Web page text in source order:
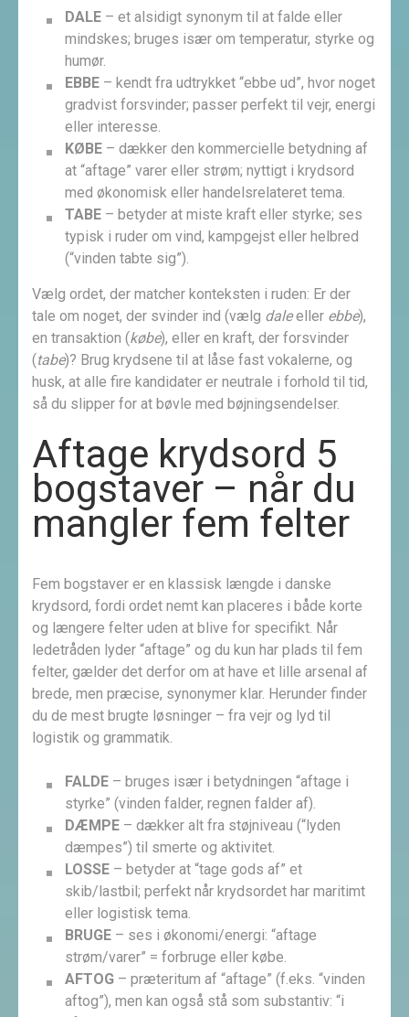
DALE – et alsidigt synonym til at falde eller
mindskes; bruges især om temperatur, styrke og
humør.
EBBE – kendt fra udtrykket “ebbe ud”, hvor noget
gradvist forsvinder; passer perfekt til vejr, energi
eller interesse.
KØBE – dækker den kommercielle betydning af
at “aftage” varer eller strøm; nyttigt i krydsord
med økonomisk eller handels­relateret tema.
TABE – betyder at miste kraft eller styrke; ses
typisk i ruder om vind, kampgejst eller helbred
(“vinden tabte sig”).
Vælg ordet, der matcher konteksten i ruden: Er der
tale om noget, der svinder ind (vælg daleeller ebbe),
en transaktion (købe), eller en kraft, der forsvinder
(tabe)? Brug krydsene til at låse fast vokalerne, og
husk, at alle fire kandidater er neutrale i forhold til tid,
så du slipper for at bøvle med bøjnings­endelser.
Aftage krydsord 5
bogstaver – når du
mangler fem felter
Fem bogstaver er en klassisk længde i danske
krydsord, fordi ordet nemt kan placeres i både korte
og længere felter uden at blive for specifikt. Når
ledetråden lyder “aftage” og du kun har plads til fem
felter, gælder det derfor om at have et lille arsenal af
brede, men præcise, synonymer klar. Herunder finder
du de mest brugte løsninger – fra vejr og lyd til
logistik og grammatik.
FALDE – bruges især i betydningen “aftage i
styrke” (vinden falder, regnen falder af).
DÆMPE – dækker alt fra støjniveau (“lyden
dæmpes”) til smerte og aktivitet.
LOSSE – betyder at “tage gods af” et
skib/lastbil; perfekt når krydsordet har maritimt
eller logistisk tema.
BRUGE – ses i økonomi/energi: “aftage
strøm/varer” = forbruge eller købe.
AFTOG – præteritum af “aftage” (f.eks. “vinden
aftog”), men kan også stå som substantiv: “i